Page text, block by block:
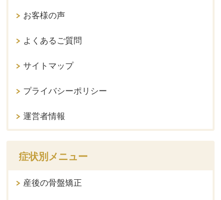
お客様の声
よくあるご質問
サイトマップ
プライバシーポリシー
運営者情報
症状別メニュー
産後の骨盤矯正